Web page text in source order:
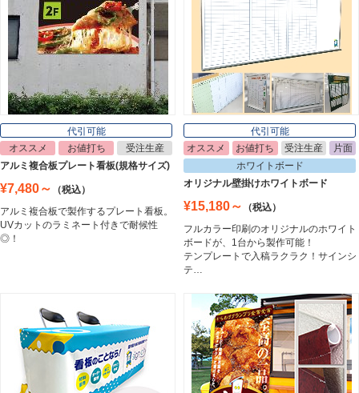
ライトパネル
Light Panel
ポスターフレーム
Poster Frame
イーゼル
Easel
ホワイトボード
White Board
プレート看板
Plate Board
壁面看板
代引可能
オススメ
お値打ち
受注生産
アルミ複合板プレート看板(規格サイズ)
¥7,480～
（税込）
アルミ複合板で製作するプレート看板。
UVカットのラミネート付きで耐候性
◎！
代引可能
オススメ
お値打ち 受注生産
片面
ホワイトボード
オリジナル壁掛けホワイトボード
¥15,180～
（税込）
フルカラー印刷のオリジナルのホワイト
ボードが、1台から製作可能！
テンプレートで入稿ラクラク！サインシ
テ…